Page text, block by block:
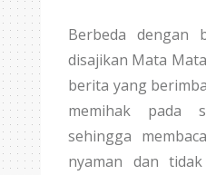
Berbeda dengan
disajikan Mata
berita yang
memihak pada
sehingga
nyaman dan